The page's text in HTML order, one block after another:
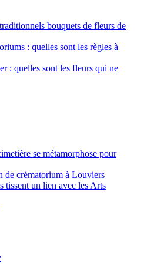
bouquets de fleurs de
: quelles sont les règles à
: quelles sont les fleurs qui ne
se métamorphose pour
de crématorium à Louviers
tissent un lien avec les Arts